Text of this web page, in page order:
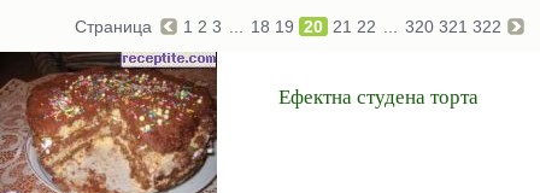
Страница 1 2 3 18 19 20 21 22 320 321 322
Ефектна студена торта